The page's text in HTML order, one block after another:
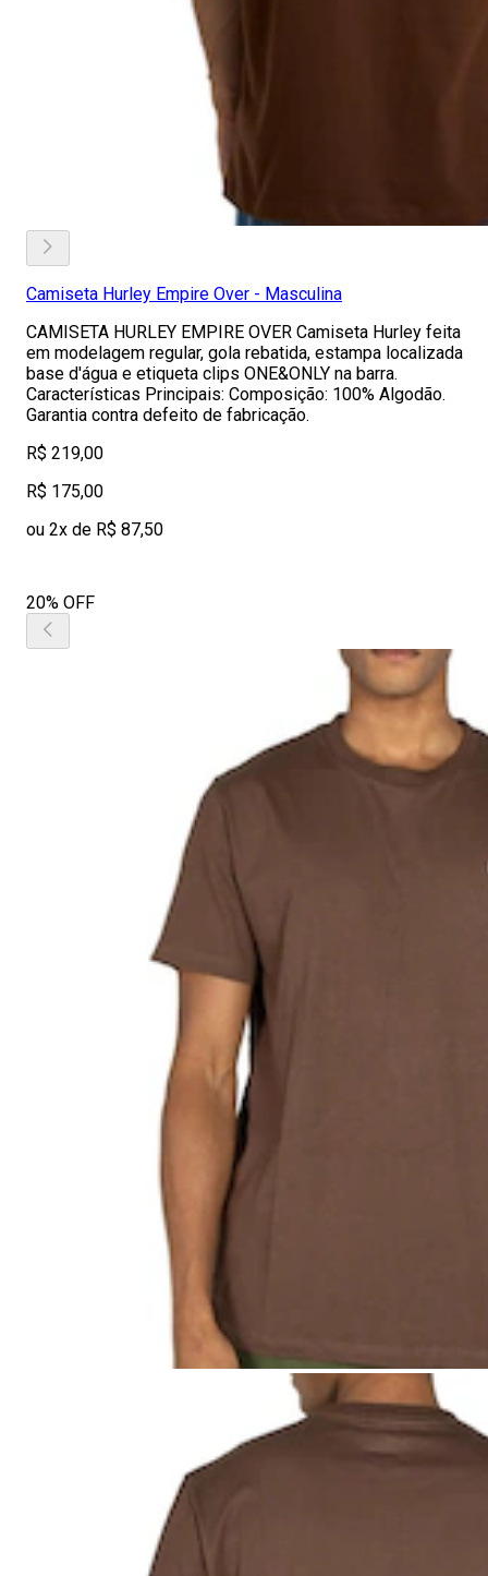
Camiseta Hurley Empire Over - Masculina
CAMISETA HURLEY EMPIRE OVER Camiseta Hurley feita
em modelagem regular, gola rebatida, estampa localizada
base d'água e etiqueta clips ONE&ONLY na barra.
Características Principais: Composição: 100% Algodão.
Garantia contra defeito de fabricação.
R$ 219,00
R$ 175,00
ou 2x de R$ 87,50
20% OFF